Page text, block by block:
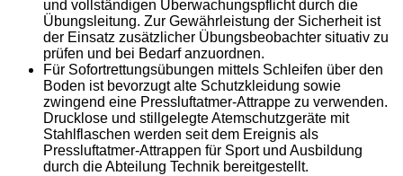
und vollständigen Überwachungspflicht durch die
Übungsleitung. Zur Gewährleistung der Sicherheit ist
der Einsatz zusätzlicher Übungsbeobachter situativ zu
prüfen und bei Bedarf anzuordnen.
Für Sofortrettungsübungen mittels Schleifen über den
Boden ist bevorzugt alte Schutzkleidung sowie
zwingend eine Pressluftatmer-Attrappe zu verwenden.
Drucklose und stillgelegte Atemschutzgeräte mit
Stahlflaschen werden seit dem Ereignis als
Pressluftatmer-Attrappen für Sport und Ausbildung
durch die Abteilung Technik bereitgestellt.